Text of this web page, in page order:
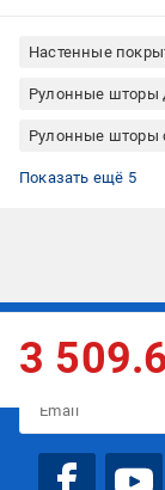
Настенные
Рулонные шторы
Рулонные шторы
Рулонные шторы
Рулонные шторы
Рулонные шторы
Тканевые
Рулонные шторы
Показать ещё 5
3